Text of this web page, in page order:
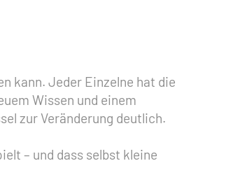
kann. Jeder Einzelne hat die
Wissen und einem
zur Veränderung deutlich.
– und dass selbst kleine